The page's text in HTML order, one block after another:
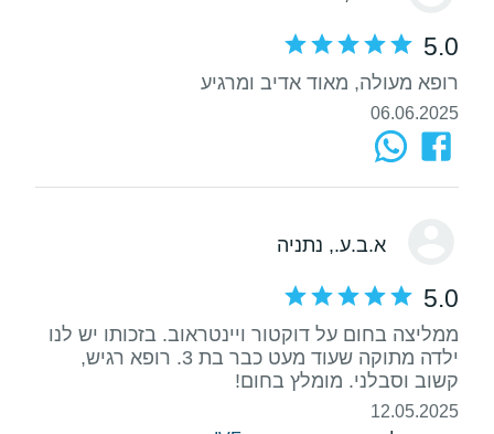
5.0
רופא מעולה, מאוד אדיב ומרגיע
06.06.2025
א.ב.ע., נתניה
5.0
ממליצה בחום על דוקטור ויינטראוב. בזכותו יש לנו
ילדה מתוקה שעוד מעט כבר בת 3. רופא רגיש,
קשוב וסבלני. מומלץ בחום!
12.05.2025